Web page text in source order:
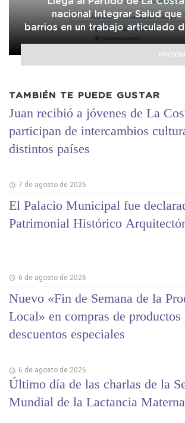
nacional Integrar Salud
barrios en un trabajo articulado
TAMBIÉN TE PUEDE GUSTAR
Juan recibió a jóvenes de La
participan de intercambios
distintos países
7 de agosto de 2026
El Palacio Municipal fue
Patrimonial Histórico
6 de agosto de 2026
Nuevo «Fin de Semana de la
Local» en compras de productos
descuentos especiales
6 de agosto de 2026
Último día de las charlas de la
Mundial de la Lactancia